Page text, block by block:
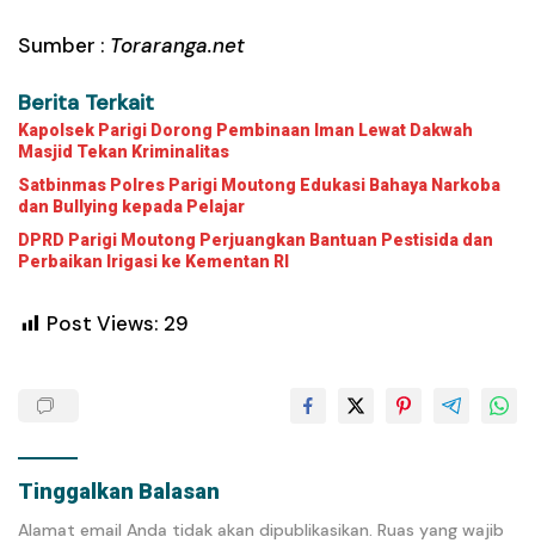
Sumber : Toraranga.net
Berita Terkait
Kapolsek Parigi Dorong Pembinaan Iman Lewat Dakwah
Masjid Tekan Kriminalitas
Satbinmas Polres Parigi Moutong Edukasi Bahaya Narkoba
dan Bullying kepada Pelajar
DPRD Parigi Moutong Perjuangkan Bantuan Pestisida dan
Perbaikan Irigasi ke Kementan RI
Post Views: 29
Tinggalkan Balasan
Alamat email Anda tidak akan dipublikasikan. Ruas yang wajib